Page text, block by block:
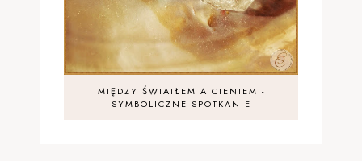
MIĘDZY ŚWIATŁEM A CIENIEM -
SYMBOLICZNE SPOTKANIE